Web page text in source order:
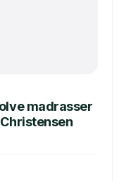
madrasser